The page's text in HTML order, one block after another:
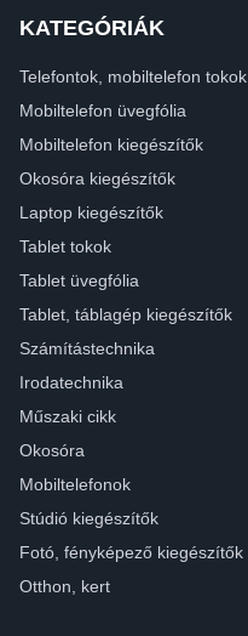
KATEGÓRIÁK
Telefontok, mobiltelefon tokok
Mobiltelefon üvegfólia
Mobiltelefon kiegészítők
Okosóra kiegészítők
Laptop kiegészítők
Tablet tokok
Tablet üvegfólia
Tablet, táblagép kiegészítők
Számítástechnika
Irodatechnika
Műszaki cikk
Okosóra
Mobiltelefonok
Stúdió kiegészítők
Fotó, fényképező kiegészítők
Otthon, kert